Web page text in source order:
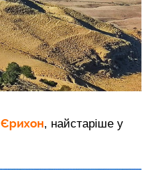
Єрихон, найстаріше у